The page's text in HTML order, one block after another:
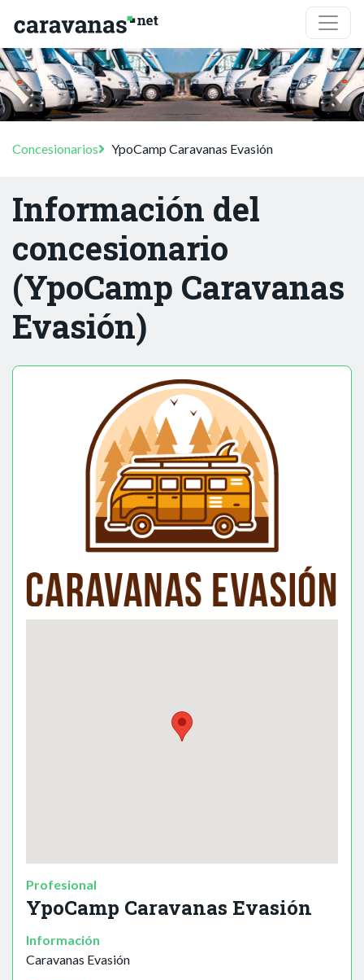
Concesionarios YpoCamp Caravanas Evasión
Información del
concesionario
(YpoCamp Caravanas
Evasión)
Profesional
YpoCamp Caravanas Evasión
Información
Caravanas Evasión